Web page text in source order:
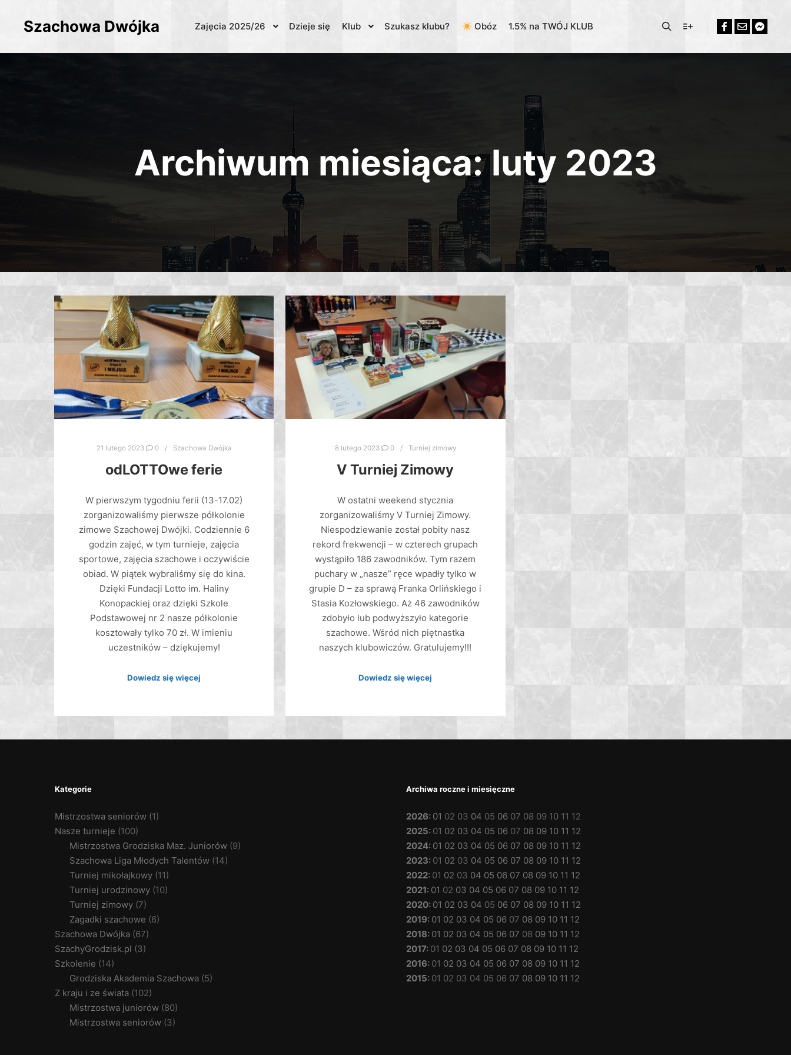
Szachowa Dwójka Zajęcia 2025/26 Dzieje się Klub Szukasz klubu? Obóz 1.5% na TWÓJ KLUB
Archiwum miesiąca:luty 2023
21 lutego 2023 0 Szachowa Dwójka
odLOTTOwe ferie
W pierwszym tygodniu ferii (13-17.02)
zorganizowaliśmy pierwsze półkolonie
zimowe Szachowej Dwójki. Codziennie 6
godzin zajęć, w tym turnieje, zajęcia
sportowe, zajęcia szachowe i oczywiście
obiad. W piątek wybraliśmy się do kina.
Dzięki Fundacji Lotto im. Haliny
Konopackiej oraz dzięki Szkole
Podstawowej nr 2 nasze półkolonie
kosztowały tylko 70 zł. W imieniu
uczestników – dziękujemy!
Dowiedz się więcej
8 lutego 2023 0 Turniej zimowy
V Turniej Zimowy
W ostatni weekend stycznia
zorganizowaliśmy V Turniej Zimowy.
Niespodziewanie został pobity nasz
rekord frekwencji – w czterech grupach
wystąpiło 186 zawodników. Tym razem
puchary w „nasze” ręce wpadły tylko w
grupie D – za sprawą Franka Orlińskiego i
Stasia Kozłowskiego. Aż 46 zawodników
zdobyło lub podwyższyło kategorie
szachowe. Wśród nich piętnastka
naszych klubowiczów. Gratulujemy!!!
Dowiedz się więcej
Kategorie
Mistrzostwa seniorów (1)
Nasze turnieje (100)
Mistrzostwa Grodziska Maz. Juniorów (9)
Szachowa Liga Młodych Talentów (14)
Turniej mikołajkowy (11)
Turniej urodzinowy (10)
Turniej zimowy (7)
Zagadki szachowe (6)
Szachowa Dwójka (67)
SzachyGrodzisk.pl (3)
Szkolenie (14)
Grodziska Akademia Szachowa (5)
Z kraju i ze świata (102)
Mistrzostwa juniorów (80)
Mistrzostwa seniorów (3)
Archiwa roczne i miesięczne
2026: 01 02 03 04 05 06 07 08 09 10 11 12
2025: 01 02 03 04 05 06 07 08 09 10 11 12
2024: 01 02 03 04 05 06 07 08 09 10 11 12
2023: 01 02 03 04 05 06 07 08 09 10 11 12
2022: 01 02 03 04 05 06 07 08 09 10 11 12
2021: 01 02 03 04 05 06 07 08 09 10 11 12
2020: 01 02 03 04 05 06 07 08 09 10 11 12
2019: 01 02 03 04 05 06 07 08 09 10 11 12
2018: 01 02 03 04 05 06 07 08 09 10 11 12
2017: 01 02 03 04 05 06 07 08 09 10 11 12
2016: 01 02 03 04 05 06 07 08 09 10 11 12
2015: 01 02 03 04 05 06 07 08 09 10 11 12